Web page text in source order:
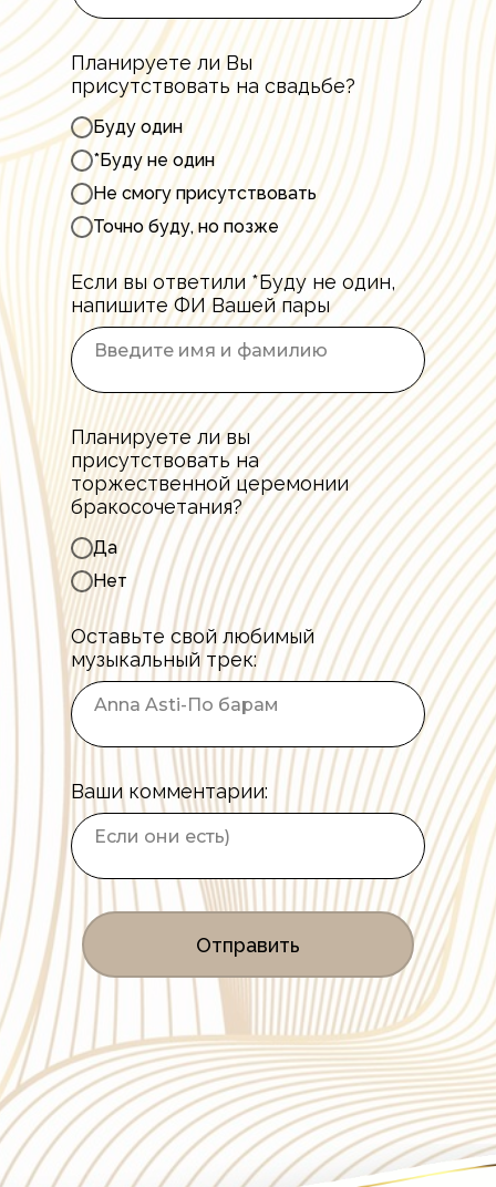
Планируете ли Вы
присутствовать на свадьбе?
Буду один
*Буду не один
Не смогу присутствовать
Точно буду, но позже
Если вы ответили *Буду не один,
напишите ФИ Вашей пары
Планируете ли вы
присутствовать на
торжественной церемонии
бракосочетания?
Да
Нет
Оставьте свой любимый
музыкальный трек:
Ваши комментарии:
Отправить